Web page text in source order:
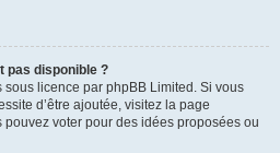
pas disponible ?
licence par phpBB Limited. Si vous
d’être ajoutée, visitez la page
voter pour des idées proposées ou